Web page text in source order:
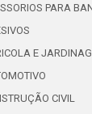
PARA
E
CIVIL